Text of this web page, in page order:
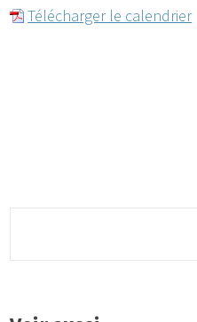
Télécharger le calendrier